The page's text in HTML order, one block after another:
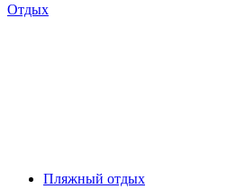
Отдых
Пляжный отдых